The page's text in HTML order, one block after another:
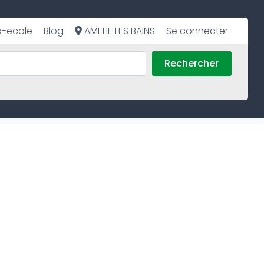
ecole Blog AMELIE LES BAINS Se connecter
Rechercher